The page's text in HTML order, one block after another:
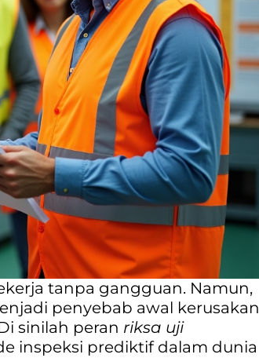
tanpa gangguan. Namun,
penyebab awal kerusakan
sinilah peran riksa uji
inspeksi prediktif dalam dunia